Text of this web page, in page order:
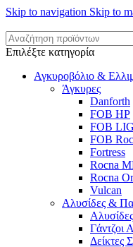
Skip to navigation Skip to
Επιλέξτε κατηγορία
Αγκυροβόλιο &
Άγκυρες
Danforth
FOB HP
FOB
FOB
Fortress
Rocna
Rocna
Vulcan
Αλυσίδες &
Αλυσίδες
Γάντζοι
Δείκτες